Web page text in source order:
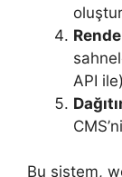
API
Bu sistem,